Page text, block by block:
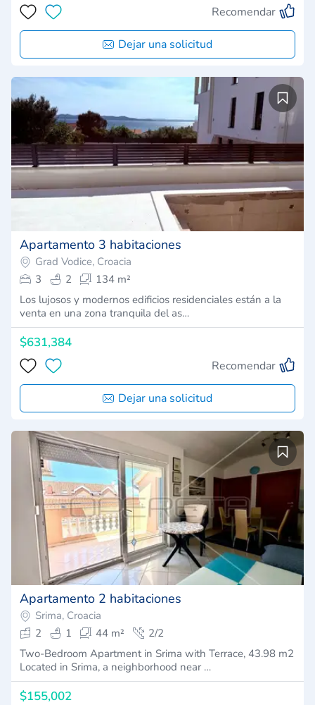
Recomendar
Dejar una solicitud
Apartamento 3 habitaciones
Grad Vodice, Croacia
3
2
134 m²
Los lujosos y modernos edificios residenciales están a la
venta en una zona tranquila del as…
$631,384
Recomendar
Dejar una solicitud
Apartamento 2 habitaciones
Srima, Croacia
2
1 44 m²
2/2
Two-Bedroom Apartment in Srima with Terrace, 43.98 m2
Located in Srima, a neighborhood near …
$155,002